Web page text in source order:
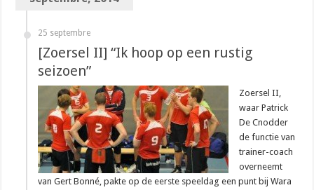
25 septembre
[Zoersel II] “Ik hoop op een rustig
seizoen”
Zoersel II,
waar Patrick
De Cnodder
de functie van
trainer-coach
overneemt
van Gert Bonné, pakte op de eerste speeldag een punt bij Wara